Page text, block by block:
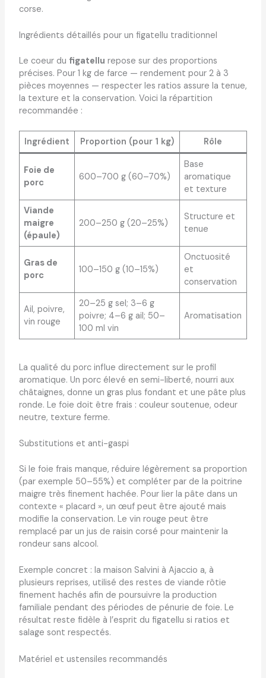
corse.
Ingrédients détaillés pour un figatellu traditionnel
Le coeur du figatellu repose sur des proportions
précises. Pour 1 kg de farce — rendement pour 2 à 3
pièces moyennes — respecter les ratios assure la tenue,
la texture et la conservation. Voici la répartition
recommandée :
Ingrédient Proportion (pour 1 kg) Rôle
Foie de
porc
600–700 g (60–70%)
Base
aromatique
et texture
Viande
maigre
(épaule)
200–250 g (20–25%)
Structure et
tenue
Gras de
porc
100–150 g (10–15%)
Onctuosité
et
conservation
Ail, poivre,
vin rouge
20–25 g sel; 3–6 g
poivre; 4–6 g ail; 50–
100 ml vin
Aromatisation
La qualité du porc influe directement sur le profil
aromatique. Un porc élevé en semi-liberté, nourri aux
châtaignes, donne un gras plus fondant et une pâte plus
ronde. Le foie doit être frais : couleur soutenue, odeur
neutre, texture ferme.
Substitutions et anti-gaspi
Si le foie frais manque, réduire légèrement sa proportion
(par exemple 50–55%) et compléter par de la poitrine
maigre très finement hachée. Pour lier la pâte dans un
contexte « placard », un œuf peut être ajouté mais
modifie la conservation. Le vin rouge peut être
remplacé par un jus de raisin corsé pour maintenir la
rondeur sans alcool.
Exemple concret : la maison Salvini à Ajaccio a, à
plusieurs reprises, utilisé des restes de viande rôtie
finement hachés afin de poursuivre la production
familiale pendant des périodes de pénurie de foie. Le
résultat reste fidèle à l’esprit du figatellu si ratios et
salage sont respectés.
Matériel et ustensiles recommandés